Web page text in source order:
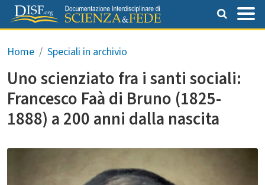
Salta al contenuto principale
Briciole di pane
Home Speciali in archivio
Uno scienziato fra i santi sociali:
Francesco Faà di Bruno (1825-
1888) a 200 anni dalla nascita